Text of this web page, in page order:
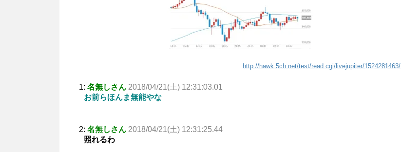
http://hawk.5ch.net/test/read.cgi/livejupiter/1524281463/
1: 名無しさん 2018/04/21(土) 12:31:03.01
お前らほんま無能やな
2: 名無しさん 2018/04/21(土) 12:31:25.44
照れるわ